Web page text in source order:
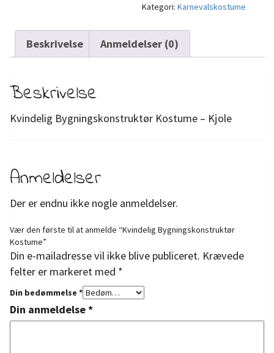
Kategori:Karnevalskostume
Beskrivelse Anmeldelser (0)
Beskrivelse
Kvindelig Bygningskonstruktør Kostume – Kjole
Anmeldelser
Der er endnu ikke nogle anmeldelser.
Vær den første til at anmelde “Kvindelig Bygningskonstruktør
Kostume”
Din e-mailadresse vil ikke blive publiceret. Krævede
felter er markeret med *
Din bedømmelse *
Din anmeldelse*